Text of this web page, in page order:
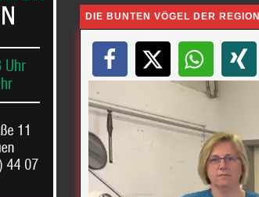
DIE BUNTEN VÖGEL DER REGION
Video-
Player